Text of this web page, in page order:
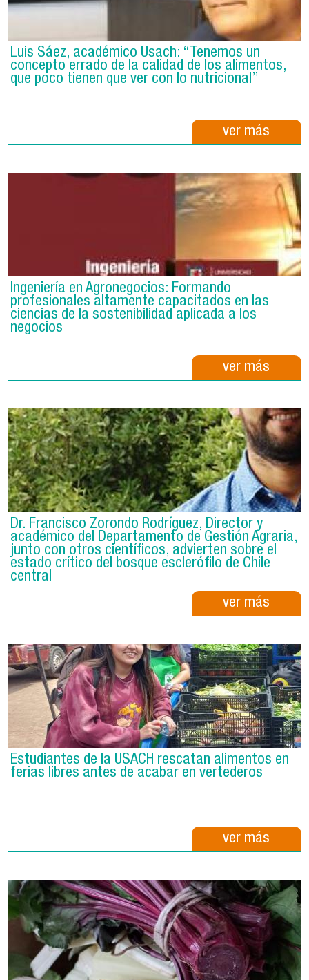
Luis Sáez, académico Usach: “Tenemos un
concepto errado de la calidad de los alimentos,
que poco tienen que ver con lo nutricional”
ver más
Ingeniería en Agronegocios: Formando
profesionales altamente capacitados en las
ciencias de la sostenibilidad aplicada a los
negocios
ver más
Dr. Francisco Zorondo Rodríguez, Director y
académico del Departamento de Gestión Agraria,
junto con otros científicos, advierten sobre el
estado crítico del bosque esclerófilo de Chile
central
ver más
Estudiantes de la USACH rescatan alimentos en
ferias libres antes de acabar en vertederos
ver más